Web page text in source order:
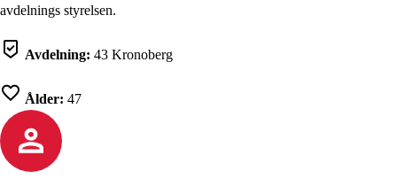
avdelnings styrelsen.
Avdelning: 43 Kronoberg
Ålder: 47